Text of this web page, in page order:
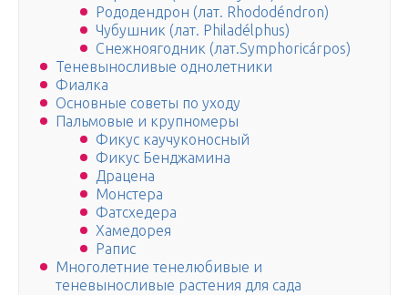
Рододендрон (лат. Rhododéndron)
Чубушник (лат. Philadélphus)
Снежноягодник (лат.Symphoricárpos)
Теневыносливые однолетники
Фиалка
Основные советы по уходу
Пальмовые и крупномеры
Фикус каучуконосный
Фикус Бенджамина
Драцена
Монстера
Фатсхедера
Хамедорея
Рапис
Многолетние тенелюбивые и
теневыносливые растения для сада